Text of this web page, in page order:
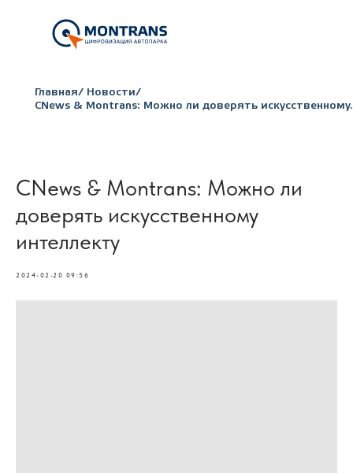
Главная/ Новости/
CNews & Montrans: Можно ли доверять
CNews & Montrans: Можно ли
доверять искусственному
интеллекту
2024-02-20 09:56